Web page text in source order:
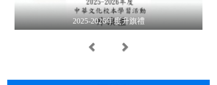
2025-2026年度升旗禮
PreviousNext